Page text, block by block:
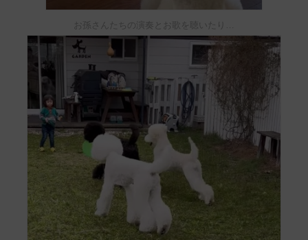
お孫さんたちの演奏とお歌を聴いたり…